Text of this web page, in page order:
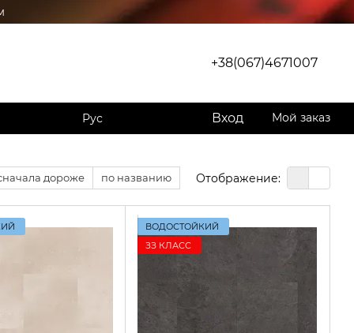
+38(067)4671007
Рус Вход Мой заказ
дороже по названию Отображение:
ВОДОСТОЙКИЙ
ЗЗ КЛАСС